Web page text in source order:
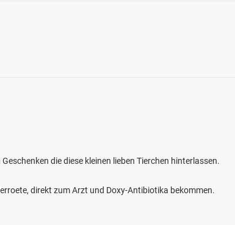
die diese kleinen lieben Tierchen hinterlassen.
direkt zum Arzt und Doxy-Antibiotika bekommen.